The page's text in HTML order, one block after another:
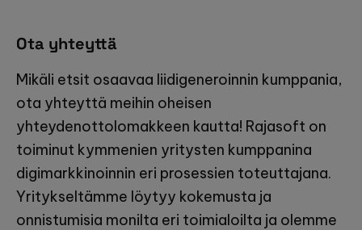
Ota yhteyttä
Mikäli etsit osaavaa liidigeneroinnin kumppania,
ota yhteyttä meihin oheisen
yhteydenottolomakkeen kautta! Rajasoft on
toiminut kymmenien yritysten kumppanina
digimarkkinoinnin eri prosessien toteuttajana.
Yritykseltämme löytyy kokemusta ja
onnistumisia monilta eri toimialoilta ja olemme